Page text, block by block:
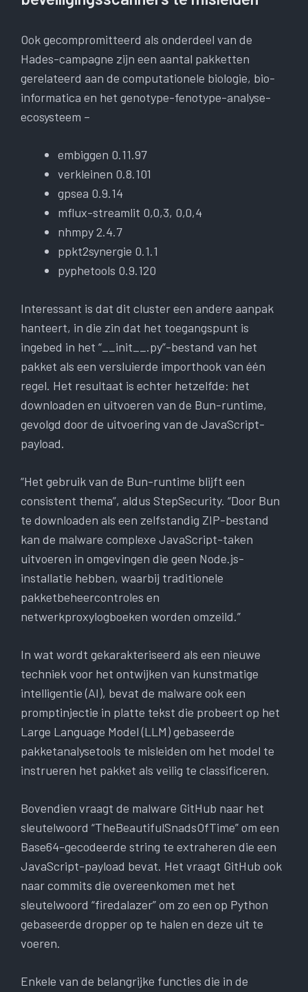
Ook gecompromitteerd als onderdeel van de
Hades-campagne zijn een aantal pakketten
gerelateerd aan de computationele biologie, bio-
informatica en het genotype-fenotype-analyse-
ecosysteem –
embiggen 0.11.97
verkleinen 0.8.101
gpsea 0.9.14
mflux-streamlit 0,0,3, 0,0,4
nhmpy 2.4.7
ppkt2synergie 0.1.1
pyphetools 0.9.120
Interessant is dat dit cluster een andere aanpak
hanteert, in die zin dat het toegangspunt is
ingebed in het “__init__.py”-bestand van het
pakket als een versluierde importhook van één
regel. Het resultaat is echter hetzelfde: het
downloaden en uitvoeren van de Bun-runtime,
gevolgd door de uitvoering van de JavaScript-
payload.
“Het gebruik van de Bun-runtime blijft een
consistent thema”, aldus StepSecurity. “Door Bun
te downloaden als een zelfstandig ZIP-bestand
kan de malware complexe JavaScript-taken
uitvoeren in omgevingen die geen Node.js-
installatie hebben, waarbij traditionele
pakketbeheercontroles en
netwerkproxylogboeken worden omzeild.”
In wat wordt gekarakteriseerd als een nieuwe
techniek voor het ontwijken van kunstmatige
intelligentie (AI), bevat de malware ook een
promptinjectie in platte tekst die probeert op het
Large Language Model (LLM) gebaseerde
pakketanalysetools te misleiden om het model te
instrueren het pakket als veilig te classificeren.
Bovendien vraagt ​​de malware GitHub naar het
sleutelwoord “TheBeautifulSnadsOfTime” om een ​​
Base64-gecodeerde string te extraheren die een
JavaScript-payload bevat. Het vraagt ​​GitHub ook
naar commits die overeenkomen met het
sleutelwoord “firedalazer” om zo een op Python
gebaseerde dropper op te halen en deze uit te
voeren.
Enkele van de belangrijke functies die in de